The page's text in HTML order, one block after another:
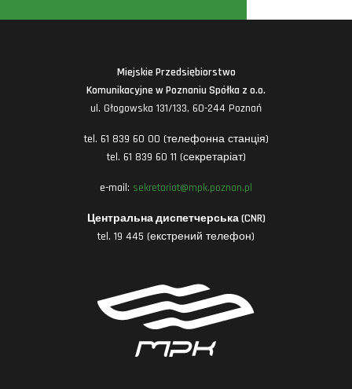
Miejskie Przedsiębiorstwo
Komunikacyjne w Poznaniu Spółka z o.o.
ul. Głogowska 131/133, 60-244 Poznań
tel. 61 839 60 00 (телефонна станція)
tel. 61 839 60 11 (секретаріат)
e-mail: sekretariat@mpk.poznan.pl
Центральна диспетчерська (CNR)
tel. 19 445 (екстрений телефон)